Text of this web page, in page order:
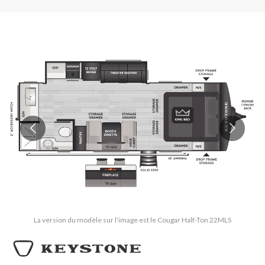
La version du modèle sur l'image est le Cougar Half-Ton 22MLS